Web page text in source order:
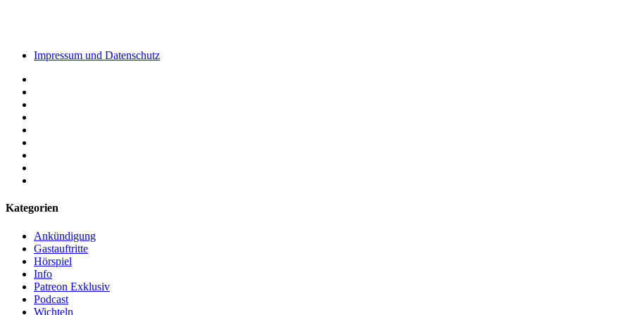
Impressum und Datenschutz
Kategorien
Ankündigung
Gastauftritte
Hörspiel
Info
Patreon Exklusiv
Podcast
Wichteln